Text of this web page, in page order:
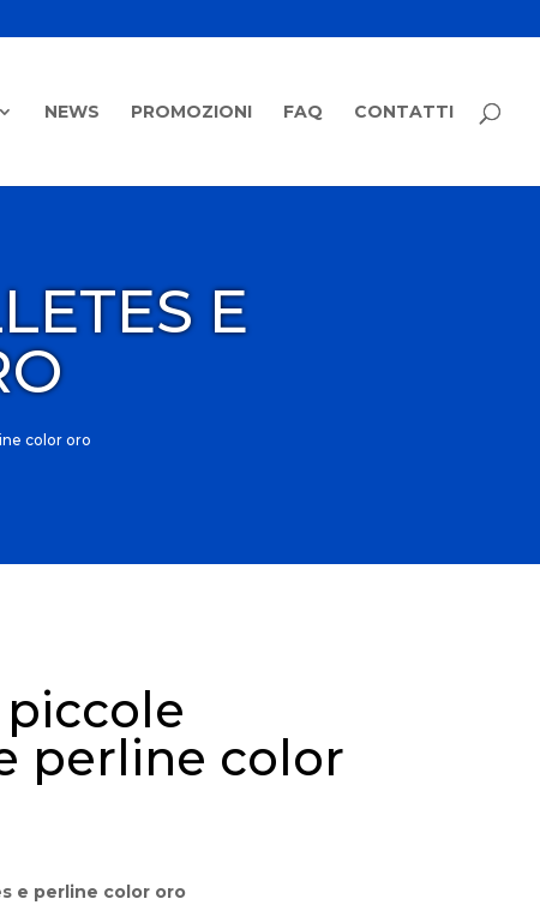
NEWS PROMOZIONI FAQ CONTATTI
E
color oro
perline color
e perline color oro